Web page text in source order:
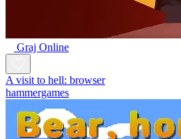
Graj Online
A visit to hell: browser
hammergames